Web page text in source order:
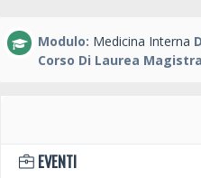
Modulo: Medicina Interna
Corso Di Laurea
EVENTI